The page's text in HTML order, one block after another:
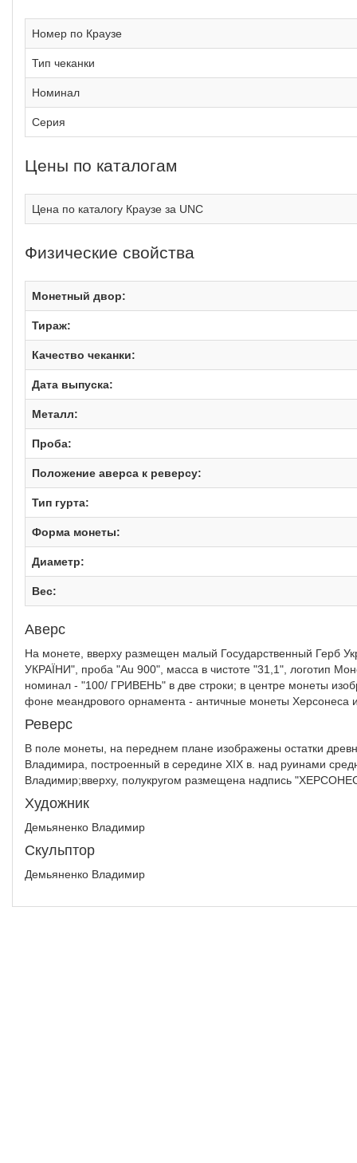
Номер по Краузе
Тип чеканки
Номинал
Серия
Цены по каталогам
Цена по каталогу Краузе за UNC
Физические свойства
Монетный двор:
Тираж:
Качество чеканки:
Дата выпуска:
Металл:
Проба:
Положение аверса к реверсу:
Тип гурта:
Форма монеты:
Диаметр:
Вес:
Аверс
На монете, вверху размещен малый Государственный Герб
УКРАЇНИ", проба "Au 900", масса в чистоте "31,1", логотип
номинал - "100/ ГРИВЕНЬ" в две строки; в центре монеты
фоне меандрового орнамента - античные монеты Херсонеса
Реверс
В поле монеты, на переднем плане изображены остатки
Владимира, построенный в середине XIX в. над руинами
Владимир;вверху, полукругом размещена надпись
Художник
Демьяненко Владимир
Скульптор
Демьяненко Владимир